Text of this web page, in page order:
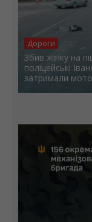
Дороги
Збив жінку на
поліцейські
затримали